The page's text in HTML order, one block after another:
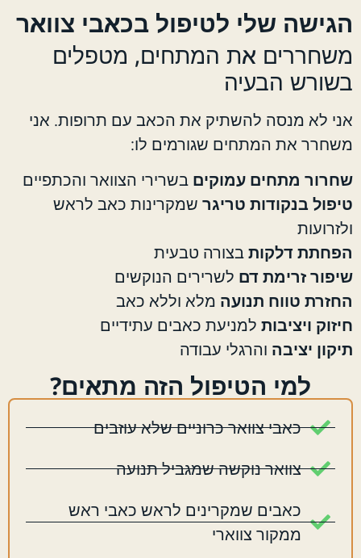
הגישה שלי לטיפול בכאבי צוואר
משחררים את המתחים, מטפלים
בשורש הבעיה
אני לא מנסה להשתיק את הכאב עם תרופות. אני
משחרר את המתחים שגורמים לו:
שחרור מתחים עמוקים בשרירי הצוואר והכתפיים
טיפול בנקודות טריגרשמקרינות כאב לראש
ולזרועות
הפחתת דלקותבצורה טבעית
שיפור זרימת דם לשרירים הנוקשים
החזרת טווח תנועה מלא וללא כאב
חיזוק ויציבותלמניעת כאבים עתידיים
תיקון יציבה והרגלי עבודה
למי הטיפול הזה מתאים?
כאבי צוואר כרוניים שלא עוזבים
צוואר נוקשה שמגביל תנועה
כאבים שמקרינים לראש כאבי ראש
ממקור צווארי